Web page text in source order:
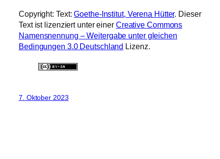
Copyright: Text:Goethe-Institut, Verena Hütter. Dieser
Text ist lizenziert unter einer Creative Commons
Namensnennung – Weitergabe unter gleichen
Bedingungen 3.0 Deutschland Lizenz.
7. Oktober 2023